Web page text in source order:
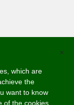
×
which are
the
want to know
of the cookies,